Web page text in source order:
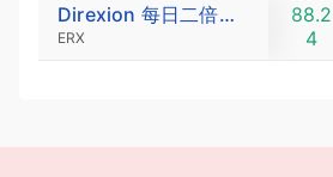
Direxion 每日二倍做多能源ETF
ERX
88.2
4